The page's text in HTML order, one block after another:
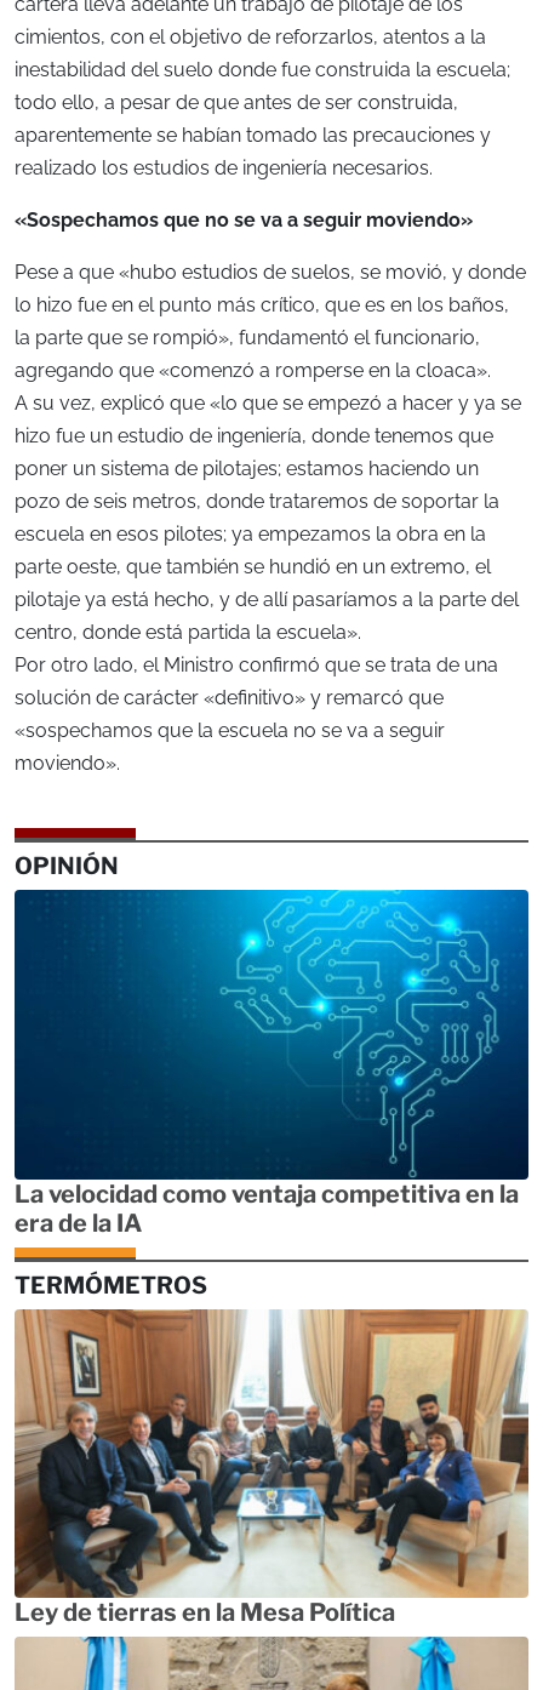
cimientos, con el objetivo de reforzarlos, atentos a la
inestabilidad del suelo donde fue construida la escuela;
todo ello, a pesar de que antes de ser construida,
aparentemente se habían tomado las precauciones y
realizado los estudios de ingeniería necesarios.
«Sospechamos que no se va a seguir moviendo»
Pese a que «hubo estudios de suelos, se movió, y donde
lo hizo fue en el punto más crítico, que es en los baños,
la parte que se rompió», fundamentó el funcionario,
agregando que «comenzó a romperse en la cloaca».
A su vez, explicó que «lo que se empezó a hacer y ya se
hizo fue un estudio de ingeniería, donde tenemos que
poner un sistema de pilotajes; estamos haciendo un
pozo de seis metros, donde trataremos de soportar la
escuela en esos pilotes; ya empezamos la obra en la
parte oeste, que también se hundió en un extremo, el
pilotaje ya está hecho, y de allí pasaríamos a la parte del
centro, donde está partida la escuela».
Por otro lado, el Ministro confirmó que se trata de una
solución de carácter «definitivo» y remarcó que
«sospechamos que la escuela no se va a seguir
moviendo».
OPINIÓN
La velocidad como ventaja competitiva en la
era de la IA
TERMÓMETROS
Ley de tierras en la Mesa Política